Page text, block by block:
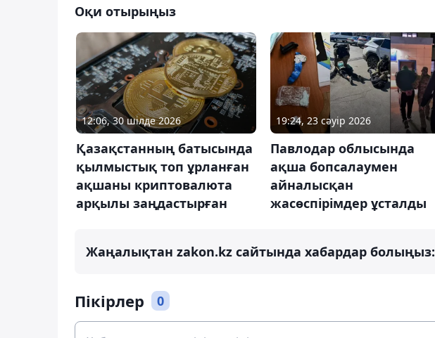
Оқи отырыңыз
12:06, 30 шілде 2026
Қазақстанның батысында
қылмыстық топ ұрланған
ақшаны криптовалюта
арқылы заңдастырған
19:24, 23 сәуір 2026
Павлодар облысында
ақша бопсалаумен
айналысқан
жасөспірімдер ұсталды
Жаңалықтан zakon.kz сайтында хабардар болыңыз:
Пікірлер 0